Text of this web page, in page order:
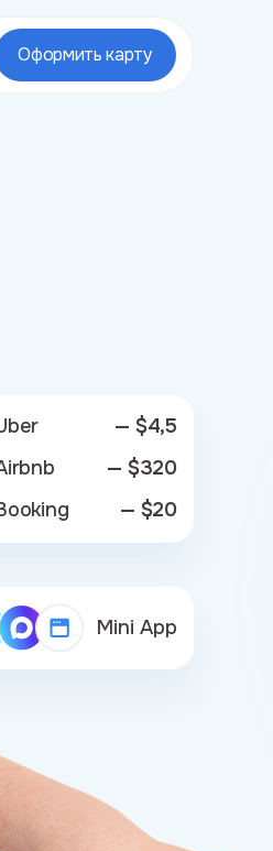
Оформить карту
— $4,5
— $320
— $20
Mini App